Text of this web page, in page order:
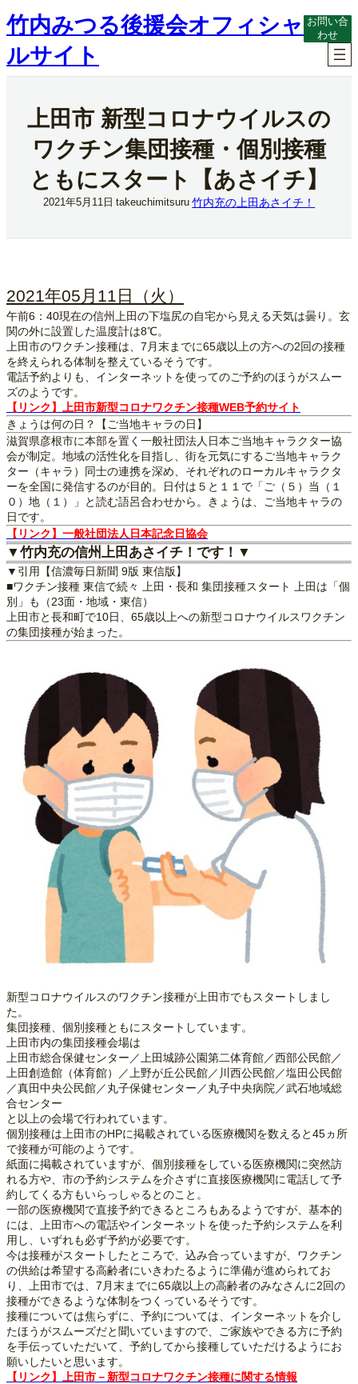
内
容
ス
キ
竹内みつる後援会オフィシャ
ルサイト
お問い合
わせ
上田市 新型コロナウイルスの
ワクチン集団接種・個別接種
ともにスタート【あさイチ】
2021年5月11日 takeuchimitsuru 竹内充の上田あさイチ！
2021年05月11日（火）
午前6：40現在の信州上田の下塩尻の自宅から見える天気は曇り。玄
関の外に設置した温度計は8℃。
上田市のワクチン接種は、7月末までに65歳以上の方への2回の接種
を終えられる体制を整えているそうです。
電話予約よりも、インターネットを使ってのご予約のほうがスムー
ズのようです。
【リンク】上田市新型コロナワクチン接種WEB予約サイト
きょうは何の日？【ご当地キャラの日】
滋賀県彦根市に本部を置く一般社団法人日本ご当地キャラクター協
会が制定。地域の活性化を目指し、街を元気にするご当地キャラク
ター（キャラ）同士の連携を深め、それぞれのローカルキャラクタ
ーを全国に発信するのが目的。日付は５と１１で「ご（５）当（１
０）地（１）」と読む語呂合わせから。きょうは、ご当地キャラの
日です。
【リンク】一般社団法人日本記念日協会
▼竹内充の信州上田あさイチ！です！▼
▼引用【信濃毎日新聞 9版 東信版】
■ワクチン接種 東信で続々 上田・長和 集団接種スタート 上田は「個
別」も（23面・地域・東信）
上田市と長和町で10日、65歳以上への新型コロナウイルスワクチン
の集団接種が始まった。
新型コロナウイルスのワクチン接種が上田市でもスタートしまし
た。
集団接種、個別接種ともにスタートしています。
上田市内の集団接種会場は
上田市総合保健センター／上田城跡公園第二体育館／西部公民館／
上田創造館（体育館）／上野が丘公民館／川西公民館／塩田公民館
／真田中央公民館／丸子保健センター／丸子中央病院／武石地域総
合センター
と以上の会場で行われています。
個別接種は上田市のHPに掲載されている医療機関を数えると45ヵ所
で接種が可能のようです。
紙面に掲載されていますが、個別接種をしている医療機関に突然訪
れる方や、市の予約システムを介さずに直接医療機関に電話して予
約してくる方もいらっしゃるとのこと。
一部の医療機関で直接予約できるところもあるようですが、基本的
には、上田市への電話やインターネットを使った予約システムを利
用し、いずれも必ず予約が必要です。
今は接種がスタートしたところで、込み合っていますが、ワクチン
の供給は希望する高齢者にいきわたるように準備が進められてお
り、上田市では、7月末までに65歳以上の高齢者のみなさんに2回の
接種ができるような体制をつくっているそうです。
接種については焦らずに、予約については、インターネットを介し
たほうがスムーズだと聞いていますので、ご家族やできる方に予約
を手伝っていただいて、予約してから接種していただけるようにお
願いしたいと思います。
【リンク】上田市－新型コロナワクチン接種に関する情報